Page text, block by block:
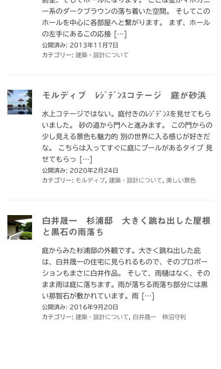
ー系のダークブラウンの落ち着いた空間。 そしてこの
ホールを中心に各部屋へと繋がります。 まず、ホール
の左手にあるこの応接 […]
公開済み: 2013年11月7日
カテゴリー: 建築・設計について
モルディブ ﾚｼﾞﾃﾞﾝｽコテージ 庭が砂浜
水上コテージではない。庭付きのﾚｼﾞﾃﾞﾝｽを見せてもら
いました。 砂の道から門へと進みます。 この門からの
少し見える景色も魅力的 別の世界に入る感じが好きだ
な。 こちらは入ってすぐに庭にプールがあるタイプ 見
せてもらっ […]
公開済み: 2020年2月24日
カテゴリー: モルディブ 建築・設計について 美しい景色
白井晟一 杉浦邸 大きく跳ね出した屋根
と黒石の雨落ち
庭からみた杉浦邸の外観です。大きく跳ね出した庇
は、白井晟一の住宅に見られるもので、そのプロポー
ションもまさに白井作品。 そして、雨樋はなく、その
まま雨は庭に落ちます。雨が落ちる雨落ち部分には黒
い那智石が敷かれています。雨 […]
公開済み: 2016年9月20日
カテゴリー: 建築・設計について 白井晟一 柿沼守利